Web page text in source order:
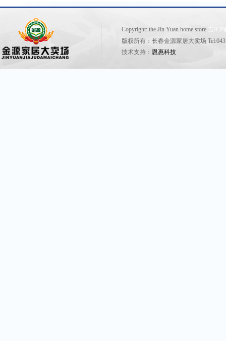
Copyright: the Jin Yuan home store
吉
版权所有：长春金源家居大卖场
技术支持： 恩惠科技